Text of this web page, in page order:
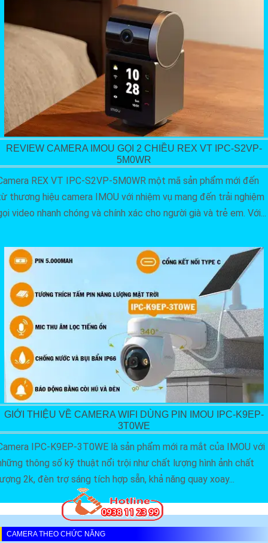
REVIEW CAMERA IMOU GỌI 2 CHIỀU REX VT IPC-S2VP-
5M0WR
REX VT IPC-S2VP-5M0WR một mã sản phẩm mới đến
thương hiệu camera IMOU với nhiệm vụ mang đến trải nghiệm
video nhanh chóng và chính xác cho người già và trẻ em. Với...
GIỚI THIỆU VỀ CAMERA WIFI DÙNG PIN IMOU IPC-K9EP-
3T0WE
IPC-K9EP-3T0WE là sản phẩm mới ra mắt của IMOU với
thông số kỹ thuật nổi trội như chất lượng hình ảnh chất
2k, đèn trợ sáng tích hợp sẵn, khả năng quay xoay...
CAMERA THEO CHỨC NĂNG